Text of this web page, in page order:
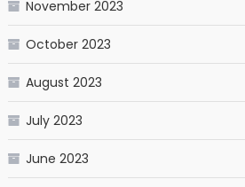
November 2023
October 2023
August 2023
July 2023
June 2023